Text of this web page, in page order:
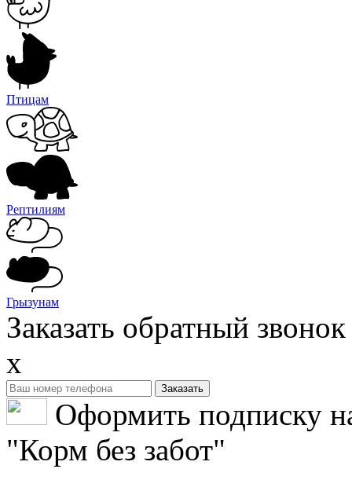
Птицам
Рептилиям
Грызунам
Заказать обратный звонок
x
Оформить подписку
"Корм без забот"